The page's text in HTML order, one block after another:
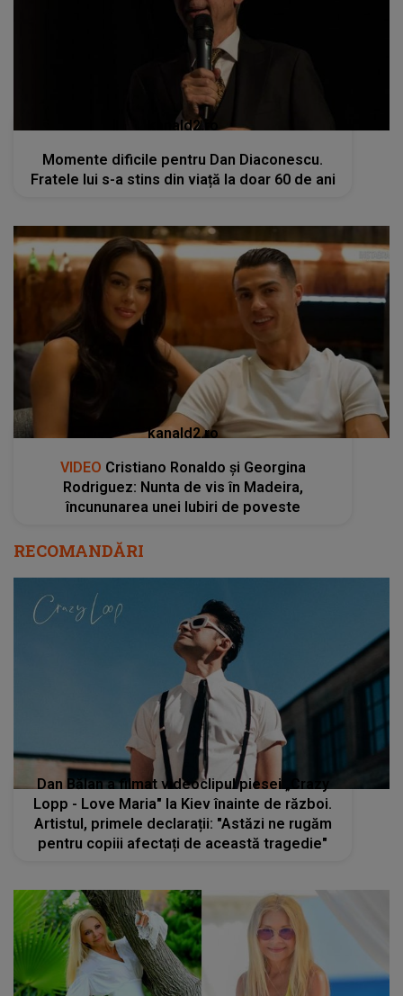
kanald2.ro
Momente dificile pentru Dan Diaconescu.
Fratele lui s-a stins din viață la doar 60 de ani
kanald2.ro
VIDEO Cristiano Ronaldo și Georgina
Rodriguez: Nunta de vis în Madeira,
încununarea unei Iubiri de poveste
RECOMANDĂRI
Dan Bălan a filmat videoclipul piesei „Crazy
Lopp - Love Maria" la Kiev înainte de război.
Artistul, primele declarații: "Astăzi ne rugăm
pentru copiii afectați de această tragedie"